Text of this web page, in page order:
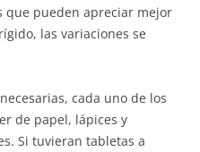
que pueden apreciar mejor
las variaciones se
cada uno de los
de papel, lápices y
Si tuvieran tabletas a